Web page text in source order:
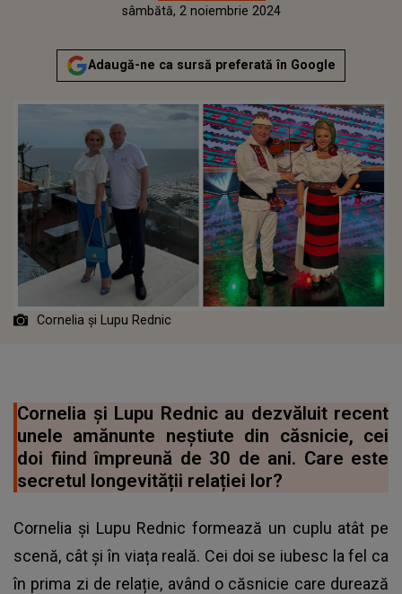
joi, 2 noiembrie 2023Actualizat:
sâmbătă, 2 noiembrie 2024
Adaugă-ne ca sursă preferată în Google
Cornelia și Lupu Rednic
Cornelia și Lupu Rednic au dezvăluit recent
unele amănunte neștiute din căsnicie, cei
doi fiind împreună de 30 de ani. Care este
secretul longevității relației lor?
Cornelia și Lupu Rednic formează un cuplu atât pe
scenă, cât și în viața reală. Cei doi se iubesc la fel ca
în prima zi de relație, având o căsnicie care durează